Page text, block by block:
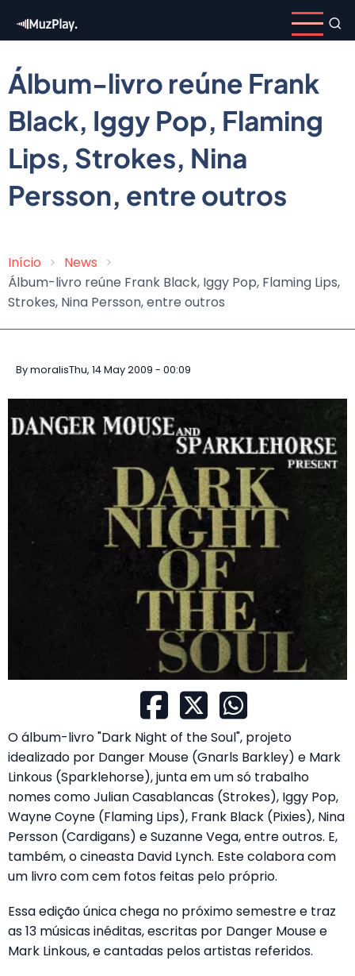
content
Álbum-livro reúne Frank
Black, Iggy Pop, Flaming
Lips, Strokes, Nina
Persson, entre outros
Breadcrumb
Início
News
Álbum-livro reúne Frank Black, Iggy Pop, Flaming Lips,
Strokes, Nina Persson, entre outros
BymoralisThu, 14 May 2009 - 00:09
O álbum-livro "Dark Night of the Soul", projeto
idealizado por Danger Mouse (Gnarls Barkley) e Mark
Linkous (Sparklehorse), junta em um só trabalho
nomes como Julian Casablancas (Strokes), Iggy Pop,
Wayne Coyne (Flaming Lips), Frank Black (Pixies), Nina
Persson (Cardigans) e Suzanne Vega, entre outros. E,
também, o cineasta David Lynch. Este colabora com
um livro com cem fotos feitas pelo próprio.
Essa edição única chega no próximo semestre e traz
as 13 músicas inéditas, escritas por Danger Mouse e
Mark Linkous, e cantadas pelos artistas referidos.